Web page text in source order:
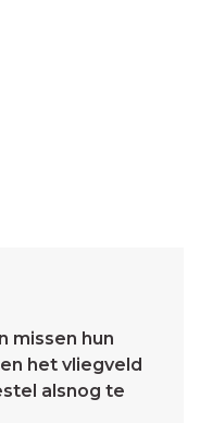
missen hun
het vliegveld
alsnog te